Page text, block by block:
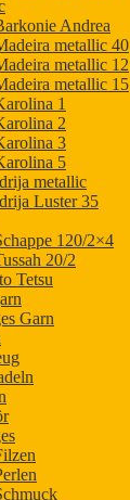
Andrea
metallic 40
metallic 12
metallic 15
1
2
3
5
metallic
Luster 35
120/2×4
20/2
Tetsu
Garn